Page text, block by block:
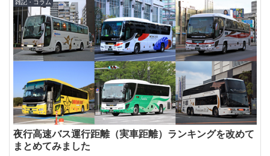
雑記・コラム
夜行高速バス運行距離（実車距離）ランキングを改めて
まとめてみました